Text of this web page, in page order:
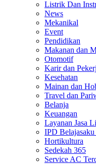
Listrik Dan
News
Mekanikal
Event
Pendidikan
Makanan dan
Otomotif
Karir dan
Kesehatan
Mainan dan
Travel dan
Belanja
Keuangan
Layanan Jasa
IPD
Hortikultura
Sedekah 365
Service AC